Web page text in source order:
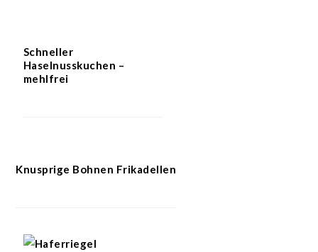
Schneller
Haselnusskuchen –
mehlfrei
Knusprige Bohnen Frikadellen